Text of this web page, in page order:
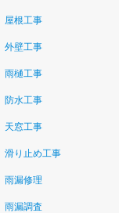
屋根工事
外壁工事
雨樋工事
防水工事
天窓工事
滑り止め工事
雨漏修理
雨漏調査